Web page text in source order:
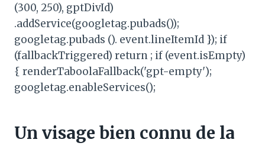
(300, 250), gptDivId)
.addService(googletag.pubads());
googletag.pubads (). event.lineItemId }); if
(fallbackTriggered) return ; if (event.isEmpty)
{ renderTaboolaFallback('gpt-empty');
googletag.enableServices();
Un visage bien connu de la